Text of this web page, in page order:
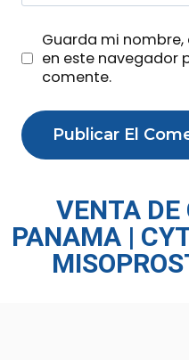
Guarda mi
en este navegador
comente.
VENTA DE
PANAMA |